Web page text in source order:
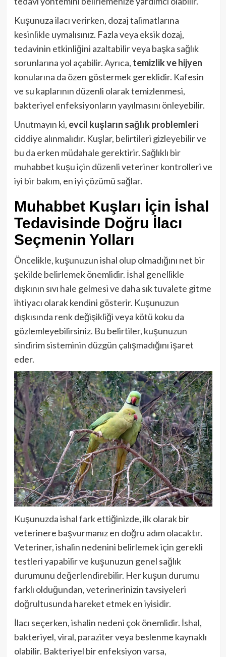
Kuşunuza ilacı verirken, dozaj talimatlarına
kesinlikle uymalısınız. Fazla veya eksik dozaj,
tedavinin etkinliğini azaltabilir veya başka sağlık
sorunlarına yol açabilir. Ayrıca, temizlik ve hijyen
konularına da özen göstermek gereklidir. Kafesin
ve su kaplarının düzenli olarak temizlenmesi,
bakteriyel enfeksiyonların yayılmasını önleyebilir.
Unutmayın ki, evcil kuşların sağlık problemleri
ciddiye alınmalıdır. Kuşlar, belirtileri gizleyebilir ve
bu da erken müdahale gerektirir. Sağlıklı bir
muhabbet kuşu için düzenli veteriner kontrolleri ve
iyi bir bakım, en iyi çözümü sağlar.
Muhabbet Kuşları İçin İshal
Tedavisinde Doğru İlacı
Seçmenin Yolları
Öncelikle, kuşunuzun ishal olup olmadığını net bir
şekilde belirlemek önemlidir. İshal genellikle
dışkının sıvı hale gelmesi ve daha sık tuvalete gitme
ihtiyacı olarak kendini gösterir. Kuşunuzun
dışkısında renk değişikliği veya kötü koku da
gözlemleyebilirsiniz. Bu belirtiler, kuşunuzun
sindirim sisteminin düzgün çalışmadığını işaret
eder.
Kuşunuzda ishal fark ettiğinizde, ilk olarak bir
veterinere başvurmanız en doğru adım olacaktır.
Veteriner, ishalin nedenini belirlemek için gerekli
testleri yapabilir ve kuşunuzun genel sağlık
durumunu değerlendirebilir. Her kuşun durumu
farklı olduğundan, veterinerinizin tavsiyeleri
doğrultusunda hareket etmek en iyisidir.
İlacı seçerken, ishalin nedeni çok önemlidir. İshal,
bakteriyel, viral, paraziter veya beslenme kaynaklı
olabilir. Bakteriyel bir enfeksiyon varsa,